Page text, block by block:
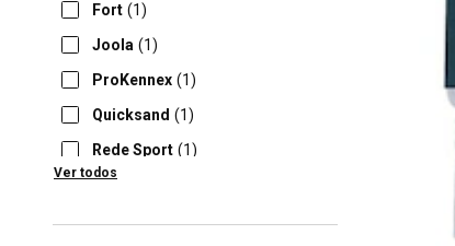
Fort (1)
Joola (1)
ProKennex (1)
Quicksand (1)
Rede Sport (1)
Shark
Ver todos